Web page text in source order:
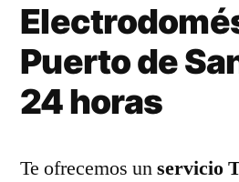
Puerto de
24 horas
Te ofrecemos unservicio